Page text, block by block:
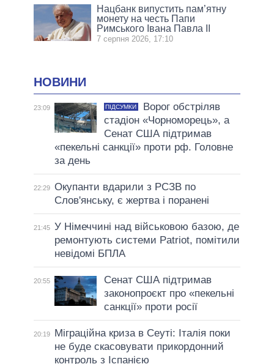
Нацбанк випустить пам’ятну
монету на честь Папи
Римського Івана Павла II
7 серпня 2026, 17:10
НОВИНИ
23:09 ПІДСУМКИ
Ворог обстріляв
стадіон «Чорноморець», а
Сенат США підтримав
«пекельні санкції» проти рф. Головне
за день
22:29 Окупанти вдарили з РСЗВ по
Слов'янську, є жертва і поранені
21:45 У Німеччині над військовою базою, де
ремонтують системи Patriot, помітили
невідомі БПЛА
20:55
Сенат США підтримав
законопроєкт про «пекельні
санкції» проти росії
20:19
Міграційна криза в Сеуті: Італія поки
не буде скасовувати прикордонний
контроль з Іспанією